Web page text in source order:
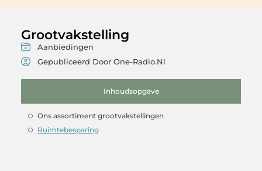
Grootvakstelling
Aanbiedingen
Gepubliceerd Door One-Radio.nl
Inhoudsopgave
Ons assortiment grootvakstellingen
Ruimtebesparing